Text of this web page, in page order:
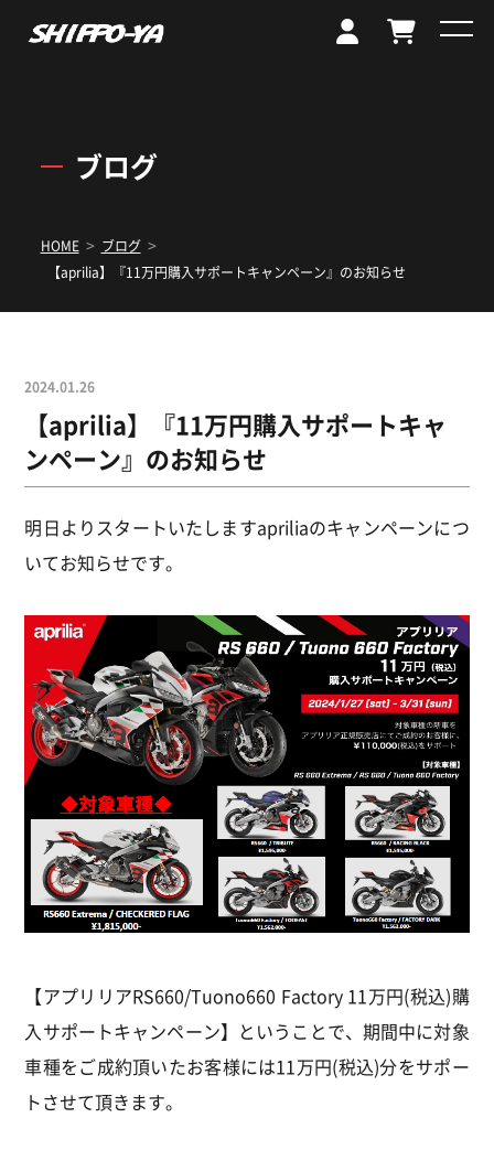
ブログ
HOME > ブログ >
【aprilia】『11万円購入サポートキャンペーン』のお知らせ
2024.01.26
【aprilia】『11万円購入サポートキャ
ンペーン』のお知らせ
明日よりスタートいたしますapriliaのキャンペーンにつ
いてお知らせです。
【アプリリアRS660/Tuono660 Factory 11万円(税込)購
入サポートキャンペーン】ということで、期間中に対象
車種をご成約頂いたお客様には11万円(税込)分をサポー
トさせて頂きます。